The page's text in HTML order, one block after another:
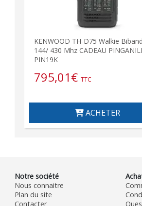
KENWOOD TH-D75 Walkie
144/ 430 Mhz CADEAU
PIN19K
795,01€ TTC
ACHETER
Notre société
Nous connaitre
Plan du site
Contacter